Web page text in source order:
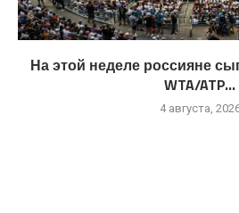
На этой неделе россияне
WTA/ATP...
4 августа,